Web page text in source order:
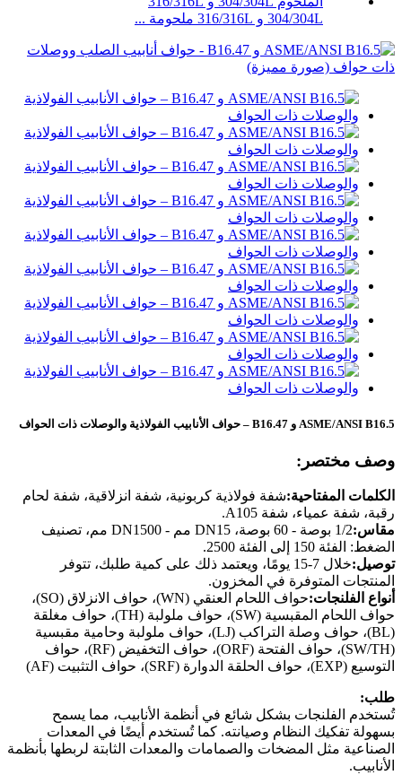
304/304L و 316/316L ملحومة ...
ASME/ANSI B16.5 و B16.47 – حواف الأنابيب الفولاذية والوصلات ذات الحواف
وصف مختصر:
الكلمات المفتاحية:شفة فولاذية كربونية، شفة انزلاقية، شفة لحام
رقبة، شفة عمياء، شفة A105.
مقاس:
1/2 بوصة - 60 بوصة، DN15 مم - DN1500 مم، تصنيف
الضغط: الفئة 150 إلى الفئة 2500.
توصيل:
خلال 7-15 يومًا، ويعتمد ذلك على كمية طلبك، تتوفر
المنتجات المتوفرة في المخزون.
أنواع الفلنجات:
حواف اللحام العنقي (WN)، حواف الانزلاق (SO)،
حواف اللحام المقبسية (SW)، حواف ملولبة (TH)، حواف مغلقة
(BL)، حواف وصلة التراكب (LJ)، حواف ملولبة وحامية مقبسية
(SW/TH)، حواف الفتحة (ORF)، حواف التخفيض (RF)، حواف
التوسيع (EXP)، حواف الحلقة الدوارة (SRF)، حواف التثبيت (AF)
طلب:
تُستخدم الفلنجات بشكل شائع في أنظمة الأنابيب، مما يسمح
بسهولة تفكيك النظام وصيانته. كما تُستخدم أيضًا في المعدات
الصناعية مثل المضخات والصمامات والمعدات الثابتة لربطها بأنظمة
الأنابيب.